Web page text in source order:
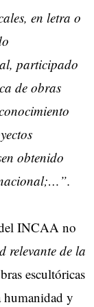
en letra o
participado
de obras
obtenido
INCAA no
relevante de la
escultóricas
humanidad y